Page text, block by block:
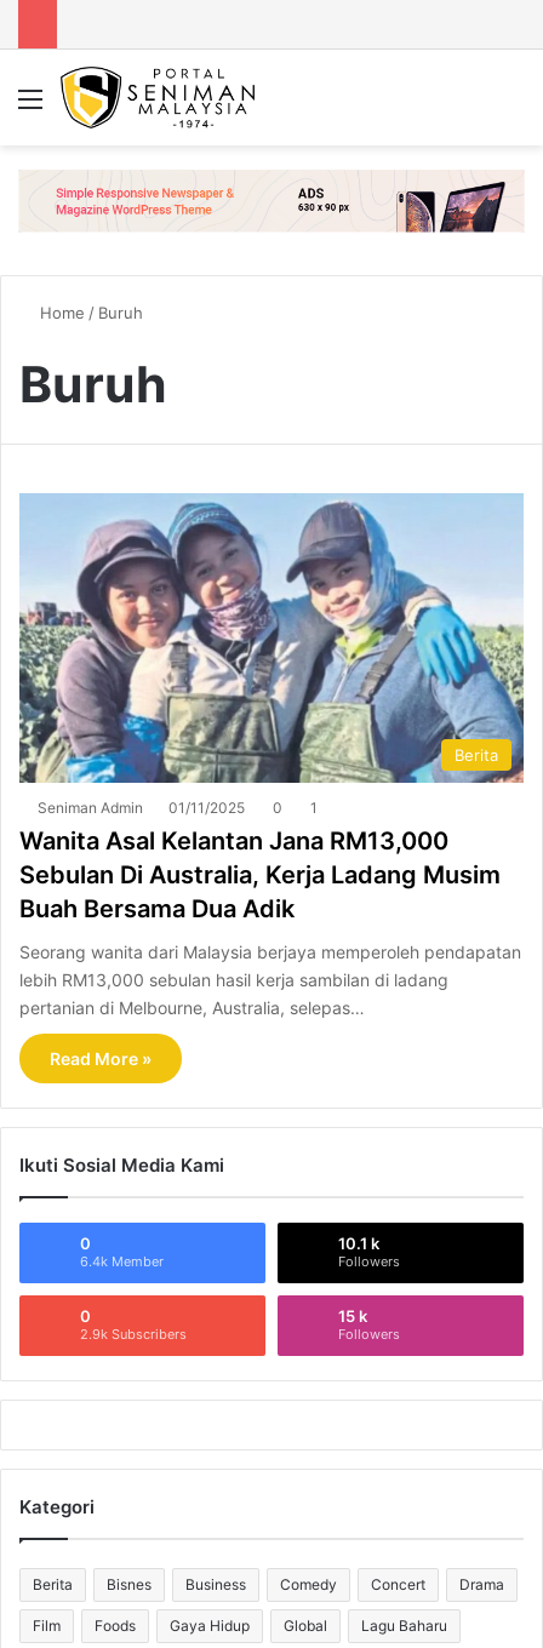
Menu
Home / Buruh
Buruh
Berita
Seniman Admin 01/11/2025 0 1
Wanita Asal Kelantan Jana RM13,000
Sebulan Di Australia, Kerja Ladang Musim
Buah Bersama Dua Adik
Seorang wanita dari Malaysia berjaya memperoleh pendapatan
lebih RM13,000 sebulan hasil kerja sambilan di ladang
pertanian di Melbourne, Australia, selepas…
Read More »
Ikuti Sosial Media Kami
0
6.4k Member
10.1 k
Followers
0
2.9k Subscribers
15 k
Followers
Kategori
Berita Bisnes Business Comedy Concert Drama
Film Foods Gaya Hidup Global Lagu Baharu